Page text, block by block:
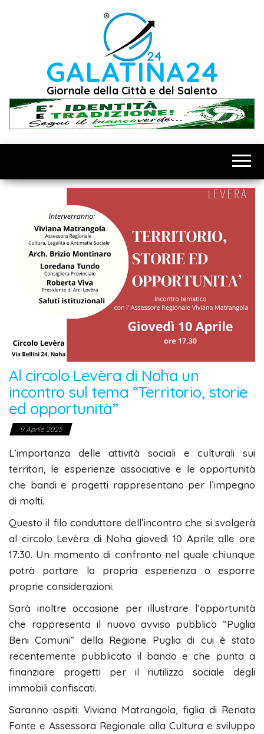
GALATINA24
Giornale della Città e del Salento
Al circolo Levèra di Noha un
incontro sul tema “Territorio, storie
ed opportunità”
9 Aprile 2025
L’importanza delle attività sociali e culturali sui
territori, le esperienze associative e le opportunità
che bandi e progetti rappresentano per l’impegno
di molti.
Questo il filo conduttore dell’incontro che si svolgerà
al circolo Levèra di Noha giovedì 10 Aprile alle ore
17:30. Un momento di confronto nel quale chiunque
potrà portare la propria esperienza o esporre
proprie considerazioni.
Sarà inoltre occasione per illustrare l’opportunità
che rappresenta il nuovo avviso pubblico “Puglia
Beni Comuni” della Regione Puglia di cui è stato
recentemente pubblicato il bando e che punta a
finanziare progetti per il riutilizzo sociale degli
immobili confiscati.
Saranno ospiti: Viviana Matrangola, figlia di Renata
Fonte e Assessora Regionale alla Cultura e sviluppo